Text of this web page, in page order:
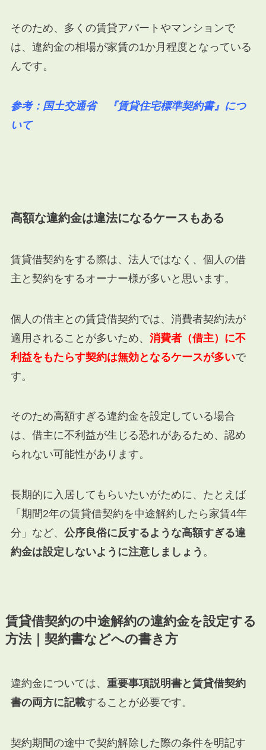
そのため、多くの賃貸アパートやマンションで
は、違約金の相場が家賃の1か月程度となっている
んです。
参考：国土交通省 『賃貸住宅標準契約書』につ
いて
高額な違約金は違法になるケースもある
賃貸借契約をする際は、法人ではなく、個人の借
主と契約をするオーナー様が多いと思います。
個人の借主との賃貸借契約では、消費者契約法が
適用されることが多いため、 消費者（借主）に不
利益をもたらす契約は無効となるケースが多いで
す。
そのため高額すぎる違約金を設定している場合
は、借主に不利益が生じる恐れがあるため、認め
られない可能性があります。
長期的に入居してもらいたいがために、たとえば
「期間2年の賃貸借契約を中途解約したら家賃4年
分」など、 公序良俗に反するような高額すぎる違
約金は設定しないように注意しましょう 。
賃貸借契約の中途解約の違約金を設定する
方法｜契約書などへの書き方
違約金については、 重要事項説明書と賃貸借契約
書の両方に記載することが必要です。
契約期間の途中で契約解除した際の条件を明記す